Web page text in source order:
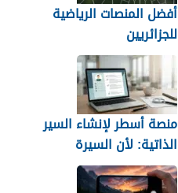
أفضل المنصات الرياضية
للجزائريين
منصة أسطر لإنشاء السير
الذاتية: لأن السيرة
العشوائية لن تمنحك وظيفة